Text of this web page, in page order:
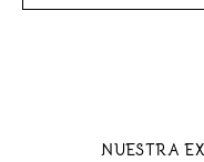
NUESTRA